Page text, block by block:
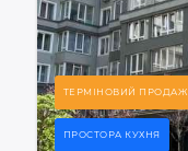
ТЕРМІНОВИЙ ПРОДАЖ
ПРОСТОРА КУХНЯ